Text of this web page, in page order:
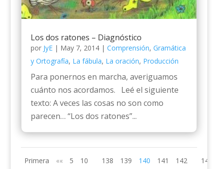
Los dos ratones – Diagnóstico
por JyE| May 7, 2014| Comprensión, Gramática
y Ortografía, La fábula, La oración, Producción
Para ponernos en marcha, averiguamos
cuánto nos acordamos. Leé el siguiente
texto: A veces las cosas no son como
parecen… “Los dos ratones”...
Primera «« 5 10 138 139 140 141 142 145